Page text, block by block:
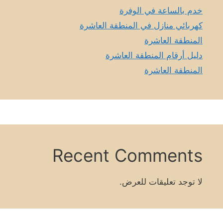
خدم بالساعة في الوفرة
كهربائي منازل في المنطقة العاشرة
المنطقة العاشرة
دليل أرقام المنطقة العاشرة
المنطقة العاشرة
Recent Comments
لا توجد تعليقات للعرض.